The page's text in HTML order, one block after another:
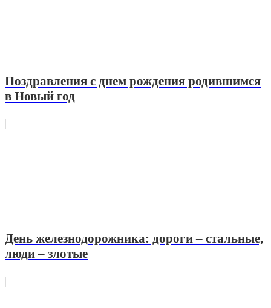
Поздравления с днем рождения родившимся
в Новый год
День железнодорожника: дороги – стальные,
люди – злотые